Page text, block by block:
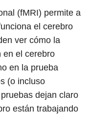
(fMRI) permite a
el cerebro
ver cómo la
en el cerebro
en la prueba
(o incluso
dejan claro
están trabajando